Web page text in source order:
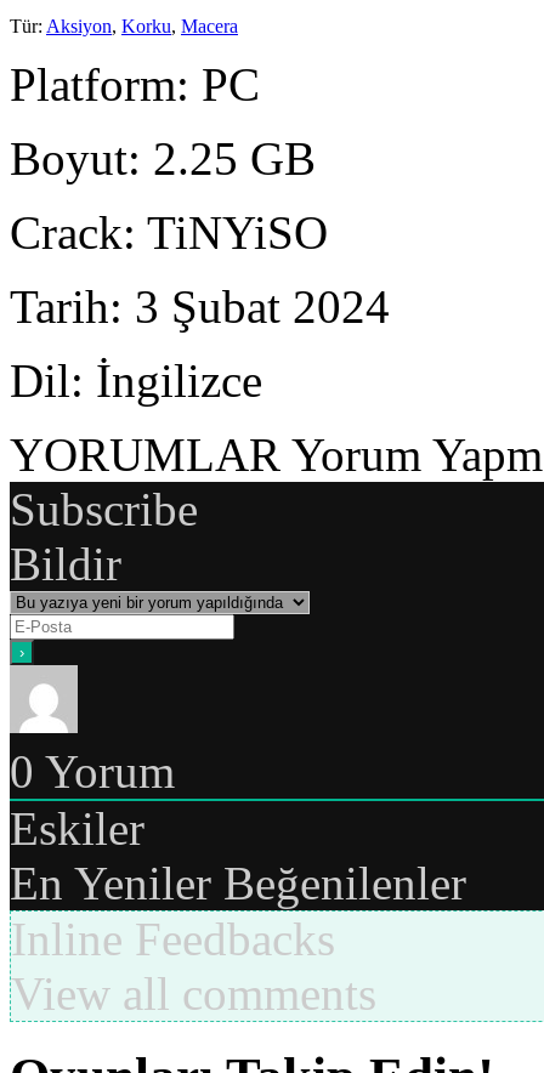
Tür: Aksiyon, Korku, Macera
Platform: PC
Boyut: 2.25 GB
Crack: TiNYiSO
Tarih: 3 Şubat 2024
Dil: İngilizce
YORUMLAR Yorum
Subscribe
Bildir
0 Yorum
Eskiler
En Yeniler Beğenilenler
Inline Feedbacks
View all comments